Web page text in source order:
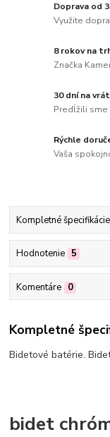
Doprava od
Využite
8 rokov na
Značka
30 dní na
Predĺžili sme
Rýchle
Vaša
Kompletné špecifikácie
Hodnotenie 5
Komentáre 0
Kompletné
Bidetové batérie.
bidet